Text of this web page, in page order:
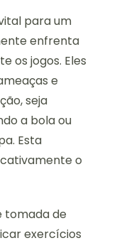
para um
enfrenta
os jogos. Eles
e
seja
a bola ou
Esta
o
tomada de
exercícios